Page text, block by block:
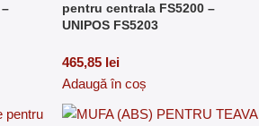
pentru centrala FS5200 –
UNIPOS FS5203
465,85 lei
Adaugă în coș